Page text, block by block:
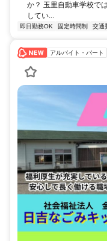
か？ 玉里自動車学校で
してい...
即日勤務OK 固定時間制 交通
アルバイト・パート